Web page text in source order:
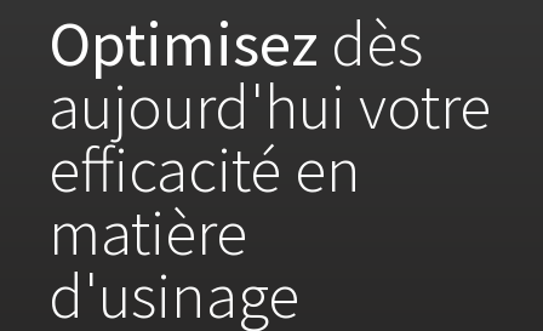
Optimisez dès
aujourd'hui votre
efficacité en
matière
d'usinage